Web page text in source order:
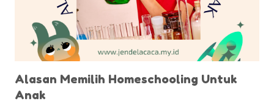
Alasan Memilih Homeschooling Untuk
Anak